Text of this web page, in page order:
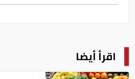
اقرأ أيضا